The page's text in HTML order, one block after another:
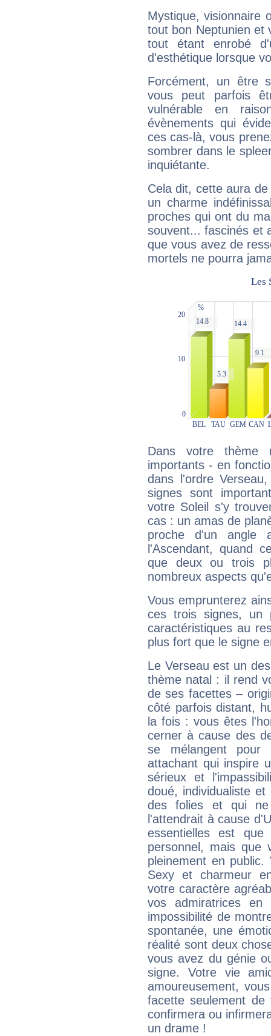
Mystique, visionnaire
tout bon Neptunien et
tout étant enrobé
d'esthétique lorsque
Forcément, un être
vous peut parfois
vulnérable en
évènements qui
ces cas-là, vous
sombrer dans le
inquiétante.
Cela dit, cette aura
un charme
proches qui ont du
souvent... fascinés et
que vous avez de
mortels ne pourra
Dans votre thème
importants - en
dans l'ordre
signes sont
votre Soleil s'y
cas : un amas de
proche d'un
l'Ascendant, quand
que deux ou trois
nombreux aspects
Vous emprunterez
ces trois signes, un
caractéristiques au
plus fort que le signe
Le Verseau est un
thème natal : il rend
de ses facettes –
côté parfois distant,
la fois : vous êtes
cerner à cause des
se mélangent
attachant qui inspire
sérieux et
doué, individualiste
des folies et qui
l'attendrait à cause
essentielles est
personnel, mais que
pleinement en
Sexy et charmeur
votre caractère
vos admiratrices
impossibilité de
spontanée, une
réalité sont deux
vous avez du génie
signe. Votre vie
amoureusement,
facette seulement
confirmera ou
un drame !